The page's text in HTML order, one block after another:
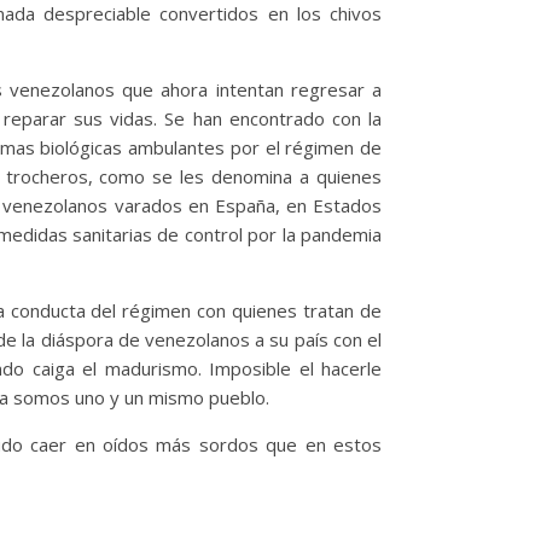
despreciable convertidos en los chivos
que ahora intentan regresar a
sus vidas. Se han encontrado con la
biológicas ambulantes por el régimen de
como se les denomina a quienes
varados en España, en Estados
sanitarias de control por la pandemia
del régimen con quienes tratan de
diáspora de venezolanos a su país con el
caiga el madurismo. Imposible el hacerle
somos uno y un mismo pueblo.
caer en oídos más sordos que en estos